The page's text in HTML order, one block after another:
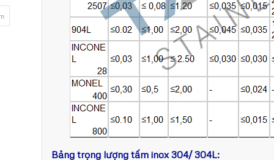
Bảng trọng lượng tấm inox 304/ 304L: